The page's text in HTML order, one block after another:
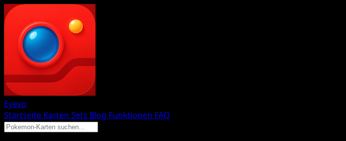
Eyevo
Startseite Karten Sets Blog Funktionen FAQ